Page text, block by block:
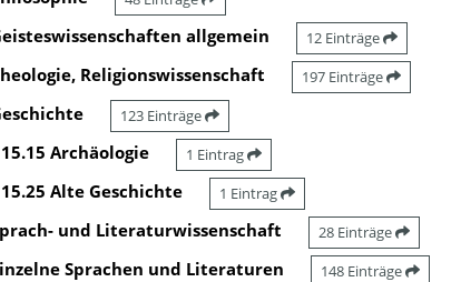
allgemein 12 Einträge
Religionswissenschaft 197 Einträge
123 Einträge
15.15 Archäologie 1 Eintrag
15.25 Alte Geschichte 1 Eintrag
und Literaturwissenschaft 28 Einträge
Sprachen und Literaturen 148 Einträge